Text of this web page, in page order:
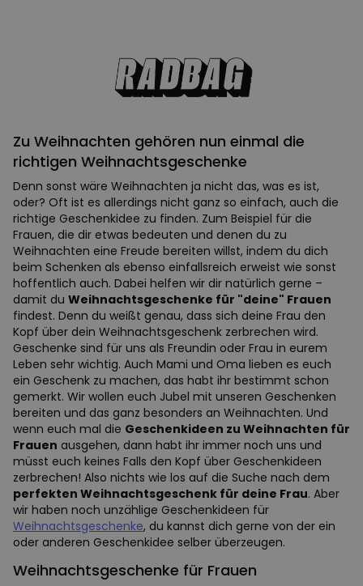
Zu Weihnachten gehören nun einmal die
richtigen Weihnachtsgeschenke
Denn sonst wäre Weihnachten ja nicht das, was es ist,
oder? Oft ist es allerdings nicht ganz so einfach, auch die
richtige Geschenkidee zu finden. Zum Beispiel für die
Frauen, die dir etwas bedeuten und denen du zu
Weihnachten eine Freude bereiten willst, indem du dich
beim Schenken als ebenso einfallsreich erweist wie sonst
hoffentlich auch. Dabei helfen wir dir natürlich gerne –
damit du Weihnachtsgeschenke für "deine" Frauen
findest. Denn du weißt genau, dass sich deine Frau den
Kopf über dein Weihnachtsgeschenk zerbrechen wird.
Geschenke sind für uns als Freundin oder Frau in eurem
Leben sehr wichtig. Auch Mami und Oma lieben es euch
ein Geschenk zu machen, das habt ihr bestimmt schon
gemerkt. Wir wollen euch Jubel mit unseren Geschenken
bereiten und das ganz besonders an Weihnachten. Und
wenn euch mal die Geschenkideen zu Weihnachten für
Frauen ausgehen, dann habt ihr immer noch uns und
müsst euch keines Falls den Kopf über Geschenkideen
zerbrechen! Also nichts wie los auf die Suche nach dem
perfekten Weihnachtsgeschenk für deine Frau. Aber
wir haben noch unzählige Geschenkideen für
Weihnachtsgeschenke, du kannst dich gerne von der ein
oder anderen Geschenkidee selber überzeugen.
Weihnachtsgeschenke für Frauen